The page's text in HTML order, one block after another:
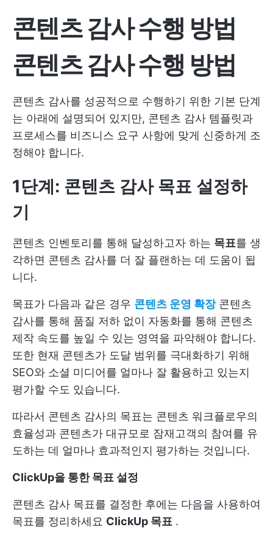
콘텐츠 감사 수행 방법
콘텐츠 감사 수행 방법
콘텐츠 감사를 성공적으로 수행하기 위한 기본 단계
는 아래에 설명되어 있지만, 콘텐츠 감사 템플릿과
프로세스를 비즈니스 요구 사항에 맞게 신중하게 조
정해야 합니다.
1단계: 콘텐츠 감사 목표 설정하
기
콘텐츠 인벤토리를 통해 달성하고자 하는 목표를 생
각하면 콘텐츠 감사를 더 잘 플랜하는 데 도움이 됩
니다.
목표가 다음과 같은 경우 콘텐츠 운영 확장콘텐츠
감사를 통해 품질 저하 없이 자동화를 통해 콘텐츠
제작 속도를 높일 수 있는 영역을 파악해야 합니다.
또한 현재 콘텐츠가 도달 범위를 극대화하기 위해
SEO와 소셜 미디어를 얼마나 잘 활용하고 있는지
평가할 수도 있습니다.
따라서 콘텐츠 감사의 목표는 콘텐츠 워크플로우의
효율성과 콘텐츠가 대규모로 잠재고객의 참여를 유
도하는 데 얼마나 효과적인지 평가하는 것입니다.
ClickUp을 통한 목표 설정
콘텐츠 감사 목표를 결정한 후에는 다음을 사용하여
목표를 정리하세요 ClickUp 목표 .